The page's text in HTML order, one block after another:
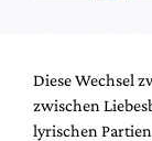
Diese Wechsel
zwischen
lyrischen